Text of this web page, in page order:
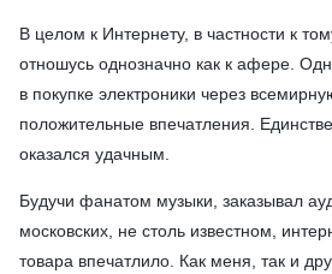
В целом к Интернету, в частности к
отношусь однозначно как к афере.
в покупке электроники через
положительные впечатления.
оказался удачным.
Будучи фанатом музыки, заказывал
московских, не столь известном,
товара впечатлило. Как меня, так и